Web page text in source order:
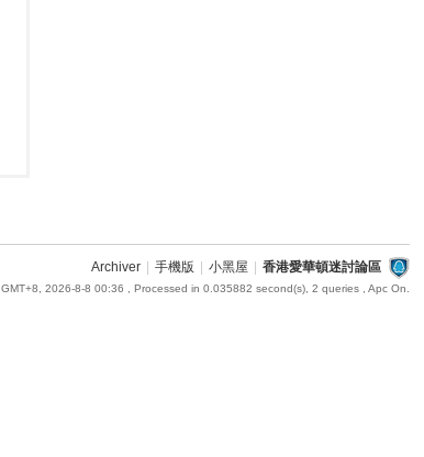
Archiver 手機版 小黑屋 香港愛華頓迷討論區
GMT+8, 2026-8-8 00:36 , Processed in 0.035882 second(s), 2 queries , Apc On.